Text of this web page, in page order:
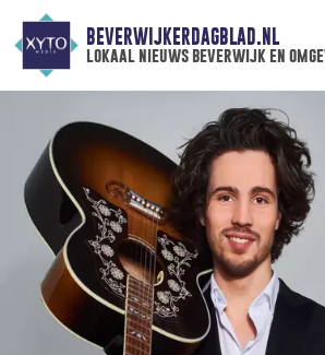
BEVERWIJKERDAGBLAD.NL
lokaal nieuws beverwijk en